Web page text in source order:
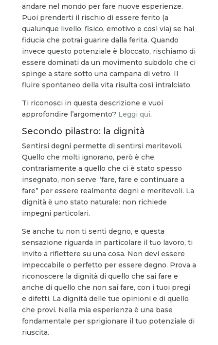
andare nel mondo per fare nuove esperienze.
Puoi prenderti il rischio di essere ferito (a
qualunque livello: fisico, emotivo e così via) se hai
fiducia che potrai guarire dalla ferita. Quando
invece questo potenziale è bloccato, rischiamo di
essere dominati da un movimento subdolo che ci
spinge a stare sotto una campana di vetro. Il
fluire spontaneo della vita risulta così intralciato.
Ti riconosci in questa descrizione e vuoi
approfondire l’argomento? Leggi qui.
Secondo pilastro: la dignità
Sentirsi degni permette di sentirsi meritevoli.
Quello che molti ignorano, però è che,
contrariamente a quello che ci è stato spesso
insegnato, non serve “fare, fare e continuare a
fare” per essere realmente degni e meritevoli. La
dignità è uno stato naturale: non richiede
impegni particolari.
Se anche tu non ti senti degno, e questa
sensazione riguarda in particolare il tuo lavoro, ti
invito a riflettere su una cosa. Non devi essere
impeccabile o perfetto per essere degno. Prova a
riconoscere la dignità di quello che sai fare e
anche di quello che non sai fare, con i tuoi pregi
e difetti. La dignità delle tue opinioni e di quello
che provi. Nella mia esperienza è una base
fondamentale per sprigionare il tuo potenziale di
riuscita.